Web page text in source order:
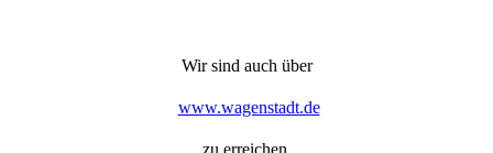
Wir sind auch über
www.wagenstadt.de